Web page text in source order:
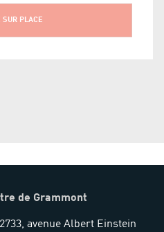
SUR PLACE
de Grammont
avenue Albert Einstein